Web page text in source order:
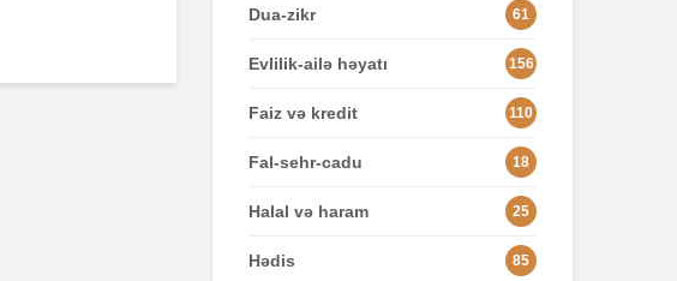
Dua-zikr 61
Evlilik-ailə həyatı 156
Faiz və kredit 110
Fal-sehr-cadu 18
Halal və haram 25
Hədis 85